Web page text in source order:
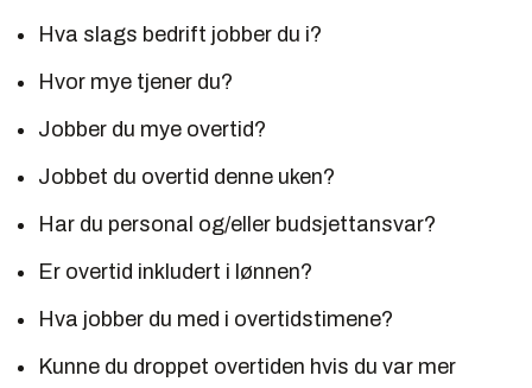
Hva slags bedrift jobber du i?
Hvor mye tjener du?
Jobber du mye overtid?
Jobbet du overtid denne uken?
Har du personal og/eller budsjettansvar?
Er overtid inkludert i lønnen?
Hva jobber du med i overtidstimene?
Kunne du droppet overtiden hvis du var mer